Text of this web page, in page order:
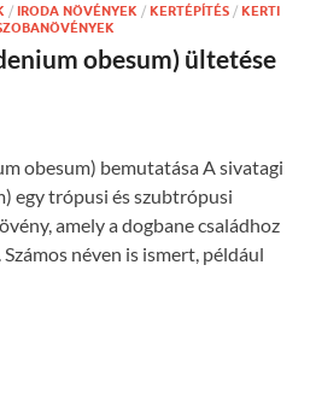
/ IRODA NÖVÉNYEK / KERTÉPÍTÉS / KERTI
obesum) ültetése
obesum) bemutatása A sivatagi
egy trópusi és szubtrópusi
amely a dogbane családhoz
néven is ismert, például